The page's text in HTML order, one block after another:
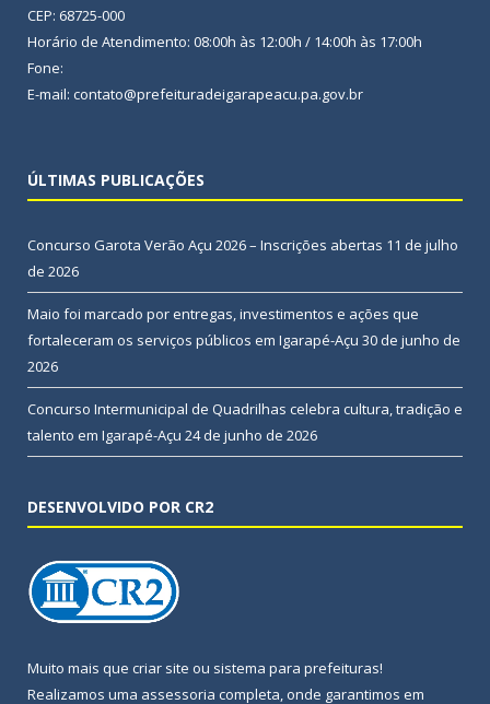
CEP: 68725-000
Horário de Atendimento: 08:00h às 12:00h / 14:00h às 17:00h
Fone:
E-mail: contato@prefeituradeigarapeacu.pa.gov.br
ÚLTIMAS PUBLICAÇÕES
Concurso Garota Verão Açu 2026 – Inscrições abertas 11 de julho
de 2026
Maio foi marcado por entregas, investimentos e ações que
fortaleceram os serviços públicos em Igarapé-Açu 30 de junho de
2026
Concurso Intermunicipal de Quadrilhas celebra cultura, tradição e
talento em Igarapé-Açu 24 de junho de 2026
DESENVOLVIDO POR CR2
Muito mais que criar site ou sistema para prefeituras!
Realizamos uma assessoria completa, onde garantimos em